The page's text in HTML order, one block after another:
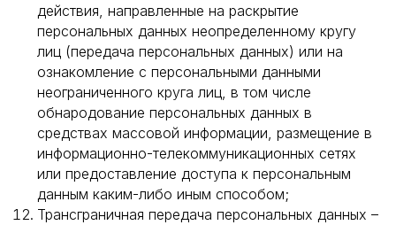
действия, направленные на раскрытие
персональных данных неопределенному кругу
лиц (передача персональных данных) или на
ознакомление с персональными данными
неограниченного круга лиц, в том числе
обнародование персональных данных в
средствах массовой информации, размещение в
информационно-телекоммуникационных сетях
или предоставление доступа к персональным
данным каким-либо иным способом;
Трансграничная передача персональных данных –